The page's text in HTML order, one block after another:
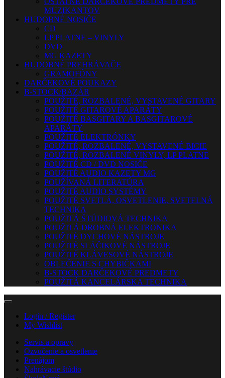
MUZIKANTOV
HUDOBNÉ NOSIČE
CD
LP PLATNE – VINYLY
DVD
MG KAZETY
HUDOBNÉ PREHRÁVAČE
GRAMOFÓNY
DARČEKOVÉ POUKAZY
B-STOCK/BAZÁR
POUŽITÉ, ROZBALENÉ, VYSTAVENÉ GITARY
POUŽITÉ GITAROVÉ APARÁTY
POUŽITÉ BASGITARY A BASGITAROVÉ
APARÁTY
POUŽITÉ ELEKTRÓNKY
POUŽITÉ, ROZBALENÉ, VYSTAVENÉ BICIE
POUŽITÉ, ROZBALENÉ VINYLY, LP PLATNE
POUŽITÉ CD / DVD NOSIČE
POUŽITÉ AUDIO KAZETY MG
POUŽÍVANÁ LITERATÚRA
POUŽITÉ AUDIO SYSTÉMY
POUŽITÉ SVETLÁ, OSVETLENIE, SVETELNÁ
TECHNIKA
POUŽITÁ ŠTÚDIOVÁ TECHNIKA
POUŽITÁ DROBNÁ ELEKTRONIKA
POUŽITÉ DYCHOVÉ NÁSTROJE
POUŽITÉ SLÁČIKOVÉ NÁSTROJE
POUŽITÉ KLÁVESOVÉ NÁSTROJE
OBLEČENIE S CHYBIČKAMI
B-STOCK DARČEKOVÉ PREDMETY
POUŽITÁ KANCELÁRSKA TECHNIKA
Login / Register
My Wishlist
Servis a opravy
Ozvučenie a osvetlenie
Prenájom
Nahrávacie štúdio